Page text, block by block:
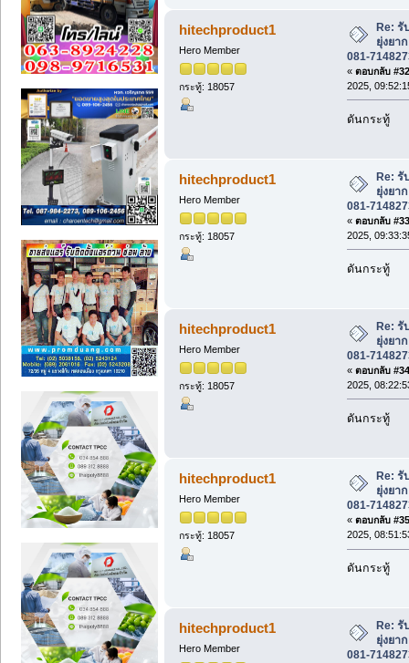
hitechproduct1
Hero Member
กระทู้: 18057
Re: รั
ยุ่งยา
081-
« ตอบกลับ
2025,
ดันกระทู้
hitechproduct1
Hero Member
กระทู้: 18057
Re: รั
ยุ่งยา
081-
« ตอบกลับ
2025,
ดันกระทู้
hitechproduct1
Hero Member
กระทู้: 18057
Re: รั
ยุ่งยา
081-
« ตอบกลับ
2025,
ดันกระทู้
hitechproduct1
Hero Member
กระทู้: 18057
Re: รั
ยุ่งยา
081-
« ตอบกลับ
2025,
ดันกระทู้
hitechproduct1
Hero Member
Re: รั
ยุ่งยา
081-